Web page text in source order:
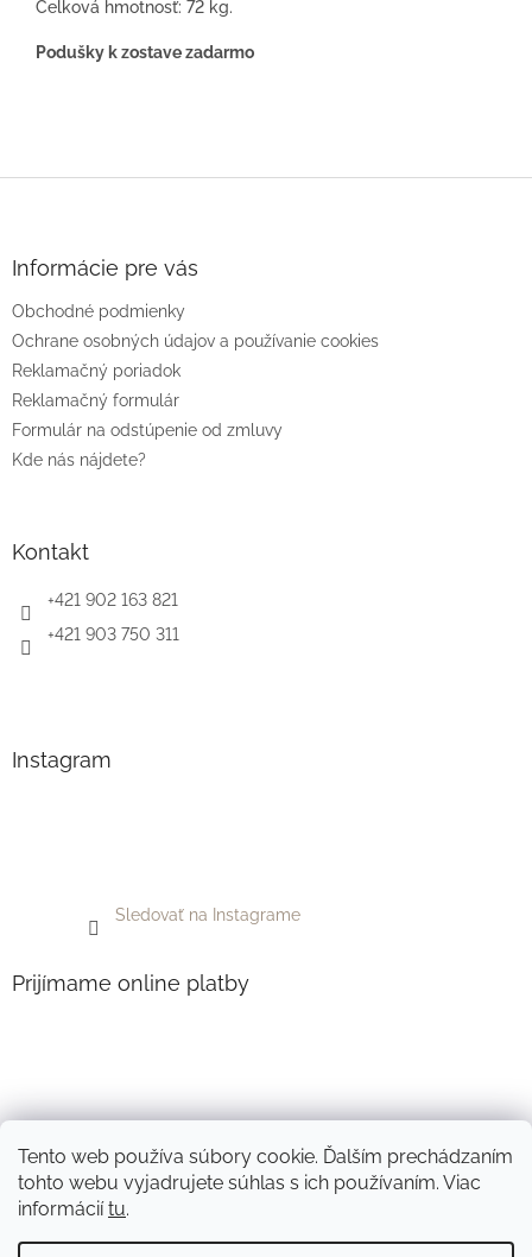
Tento web používa súbory cookie. Ďalším prechádzaním
tohto webu vyjadrujete súhlas s ich používaním. Viac
informáciítu.
Celková hmotnosť: 72 kg.
Podušky k zostave zadarmo
e
Informácie pre vás
Obchodné podmienky
Ochrane osobných údajov a používanie cookies
Reklamačný poriadok
Reklamačný formulár
Formulár na odstúpenie od zmluvy
Kde nás nájdete?
Kontakt
+421 902 163 821
+421 903 750 311
Instagram
Sledovať na Instagrame
Prijímame online platby